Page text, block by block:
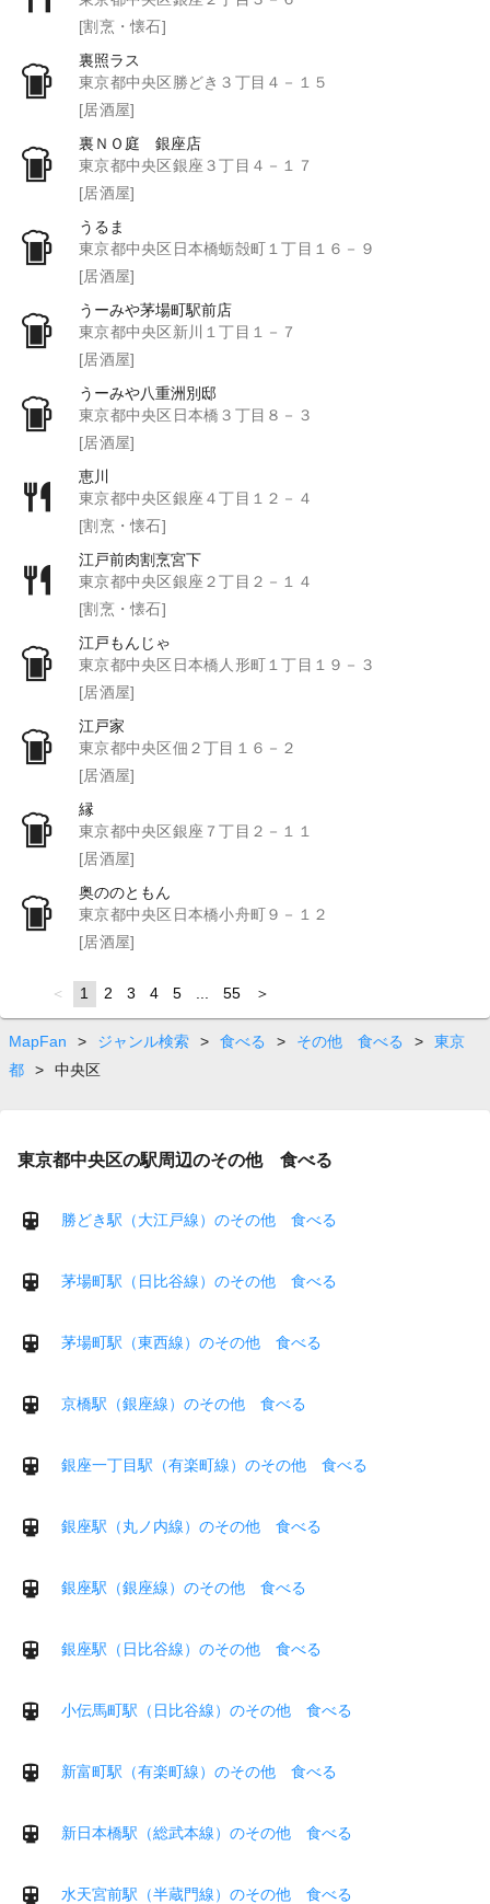
[割烹・懐石]
裏照ラス
東京都中央区勝どき３丁目４－１５
[居酒屋]
裏ＮＯ庭 銀座店
東京都中央区銀座３丁目４－１７
[居酒屋]
うるま
東京都中央区日本橋蛎殻町１丁目１６－９
[居酒屋]
うーみや茅場町駅前店
東京都中央区新川１丁目１－７
[居酒屋]
うーみや八重洲別邸
東京都中央区日本橋３丁目８－３
[居酒屋]
恵川
東京都中央区銀座４丁目１２－４
[割烹・懐石]
江戸前肉割烹宮下
東京都中央区銀座２丁目２－１４
[割烹・懐石]
江戸もんじゃ
東京都中央区日本橋人形町１丁目１９－３
[居酒屋]
江戸家
東京都中央区佃２丁目１６－２
[居酒屋]
縁
東京都中央区銀座７丁目２－１１
[居酒屋]
奥ののともん
東京都中央区日本橋小舟町９－１２
[居酒屋]
page
You're
on
page
1 page
2 page
3 page
4 page
5 page
... page
55 page
MapFan > ジャンル検索 > 食べる > その他 食べる >
東京
都
> 中央区
東京都中央区の駅周辺のその他 食べる
勝どき駅（大江戸線）のその他 食べる
茅場町駅（日比谷線）のその他 食べる
茅場町駅（東西線）のその他 食べる
京橋駅（銀座線）のその他 食べる
銀座一丁目駅（有楽町線）のその他 食べる
銀座駅（丸ノ内線）のその他 食べる
銀座駅（銀座線）のその他 食べる
銀座駅（日比谷線）のその他 食べる
小伝馬町駅（日比谷線）のその他 食べる
新富町駅（有楽町線）のその他 食べる
新日本橋駅（総武本線）のその他 食べる
水天宮前駅（半蔵門線）のその他 食べる